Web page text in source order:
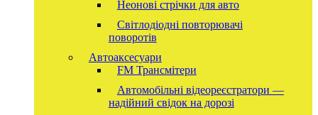
Неонові стрічки для авто
Світлодіодні повторювачі
поворотів
Автоаксесуари
FM Трансмітери
Автомобільні відеореєстратори —
надійний свідок на дорозі